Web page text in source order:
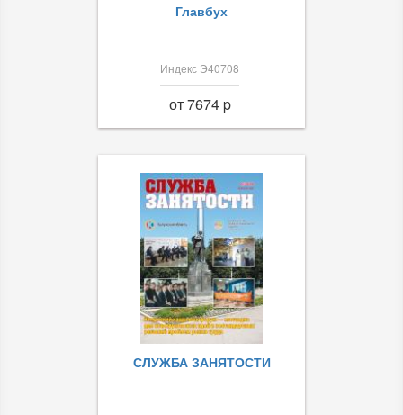
Главбух
Индекс Э40708
от 7674 p
СЛУЖБА ЗАНЯТОСТИ